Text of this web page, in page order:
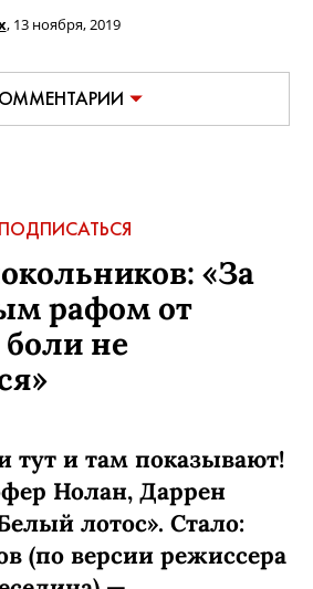
, 13 ноября, 2019
ПОДПИСАТЬСЯ
«За
рафом от
не
тут и там показывают!
Нолан, Даррен
лотос». Стало:
(по версии режиссера